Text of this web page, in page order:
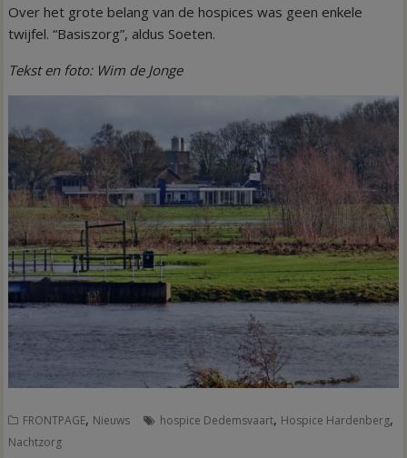
Over het grote belang van de hospices was geen enkele
twijfel. “Basiszorg”, aldus Soeten.
Tekst en foto: Wim de Jonge
FRONTPAGE, Nieuws hospice Dedemsvaart, Hospice Hardenberg,
Nachtzorg